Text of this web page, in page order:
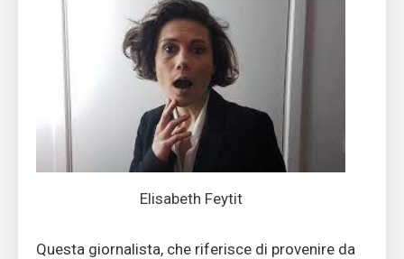
Elisabeth Feytit
Questa giornalista, che riferisce di provenire da